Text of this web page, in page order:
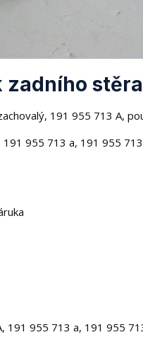
zadního
191 955 713 A,
955 713 a, 191 955
191 955 713 a, 191 955